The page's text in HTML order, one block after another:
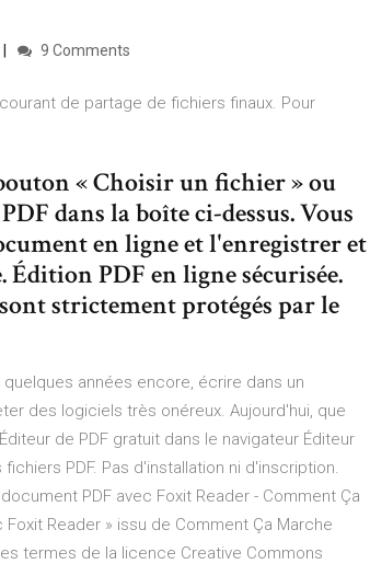
9 Comments
de partage de fichiers finaux. Pour
« Choisir un fichier » ou
dans la boîte ci-dessus. Vous
en ligne et l'enregistrer et
PDF en ligne sécurisée.
strictement protégés par le
années encore, écrire dans un
des logiciels très onéreux. Aujourd'hui, que
de PDF gratuit dans le navigateur Éditeur
PDF. Pas d'installation ni d'inscription.
PDF avec Foxit Reader - Comment Ça
Reader » issu de Comment Ça Marche
termes de la licence Creative Commons